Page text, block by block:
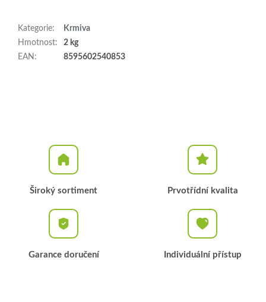
Kategorie:
Krmiva
Hmotnost:
2 kg
EAN : 8595602540853
Široký sortiment Prvotřídní kvalita
Garance doručení Individuální přístup